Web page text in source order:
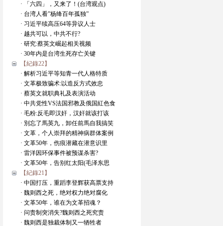
· 「六四」，又来了！(台湾观点)
· 台湾人看”杨绛百年孤独”
· 习近平续高压64等异议人士
· 越共可以，中共不行?
· 研究:蔡英文崛起相关视频
· 30年内是台湾生死存亡关键
【紀錄22】
· 解析习近平等知青一代人格特质
· 文革极致骗术:以造反方式效忠
· 蔡英文就职典礼及表演活动
· 中共党性VS法国邪教及俄国紅色食
· 毛粉:反毛即汉奸，汉奸就该打该
· 別忘了馬英九，卸任前馬自我搞笑
· 文革，个人崇拜的精神病群体案例
· 文革50年，伤痕潜藏在潜意识里
· 雷洋因环保事件被预谋杀害?
· 文革50年，告别红太阳(毛泽东思
【紀錄21】
· 中国打压，重蹈李登辉获高票支持
· 魏则西之死，绝对权力绝对腐化
· 文革50年，谁在为文革招魂？
· 问责制突消失?魏则西之死究责
· 魏则西是独裁体制又一牺牲者